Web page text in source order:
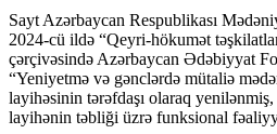
Sayt Azərbaycan Respublikası
2024-cü ildə “Qeyri-hökumət
çərçivəsində Azərbaycan Ədəbiyyat
“Yeniyetmə və gənclərdə mütaliə
layihəsinin tərəfdaşı olaraq
layihənin təbliği üzrə funksional